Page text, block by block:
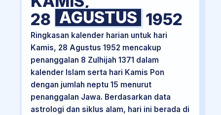
28 AGUSTUS 1952
Ringkasan kalender harian untuk hari
Kamis, 28 Agustus 1952 mencakup
penanggalan 8 Zulhijah 1371 dalam
kalender Islam serta hari Kamis Pon
dengan jumlah neptu 15 menurut
penanggalan Jawa. Berdasarkan data
astrologi dan siklus alam, hari ini berada di